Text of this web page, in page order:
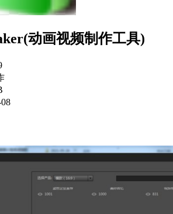
动画视频制作工具)